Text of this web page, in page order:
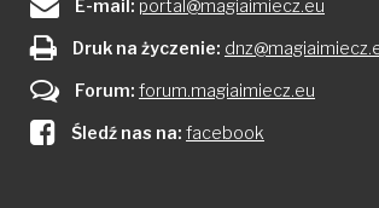
E-mail: portal@magiaimiecz.eu
Druk na życzenie:
Forum: forum.magiaimiecz.eu
Śledź nas na: facebook